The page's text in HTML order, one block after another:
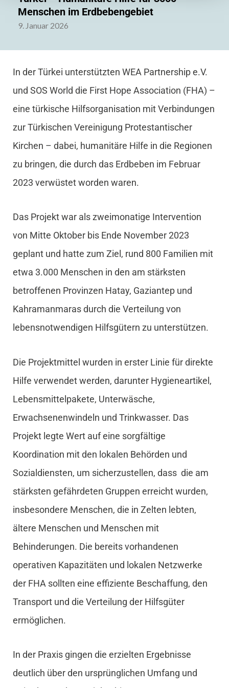
Menschen im Erdbebengebiet
9. Januar 2026
In der Türkei unterstützten WEA Partnership e.V.
und SOS World die First Hope Association (FHA) –
eine türkische Hilfsorganisation mit Verbindungen
zur Türkischen Vereinigung Protestantischer
Kirchen – dabei, humanitäre Hilfe in die Regionen
zu bringen, die durch das Erdbeben im Februar
2023 verwüstet worden waren.
Das Projekt war als zweimonatige Intervention
von Mitte Oktober bis Ende November 2023
geplant und hatte zum Ziel, rund 800 Familien mit
etwa 3.000 Menschen in den am stärksten
betroffenen Provinzen Hatay, Gaziantep und
Kahramanmaras durch die Verteilung von
lebensnotwendigen Hilfsgütern zu unterstützen.
Die Projektmittel wurden in erster Linie für direkte
Hilfe verwendet werden, darunter Hygieneartikel,
Lebensmittelpakete, Unterwäsche,
Erwachsenenwindeln und Trinkwasser. Das
Projekt legte Wert auf eine sorgfältige
Koordination mit den lokalen Behörden und
Sozialdiensten, um sicherzustellen, dass die am
stärksten gefährdeten Gruppen erreicht wurden,
insbesondere Menschen, die in Zelten lebten,
ältere Menschen und Menschen mit
Behinderungen. Die bereits vorhandenen
operativen Kapazitäten und lokalen Netzwerke
der FHA sollten eine effiziente Beschaffung, den
Transport und die Verteilung der Hilfsgüter
ermöglichen.
In der Praxis gingen die erzielten Ergebnisse
deutlich über den ursprünglichen Umfang und